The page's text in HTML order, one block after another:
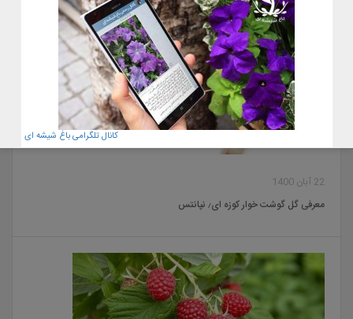
22 آبان 1400
معرفی گل گوشت خوار کوزه ای٫ نپانتس
کانال تلگرامی باغ شیشه ای